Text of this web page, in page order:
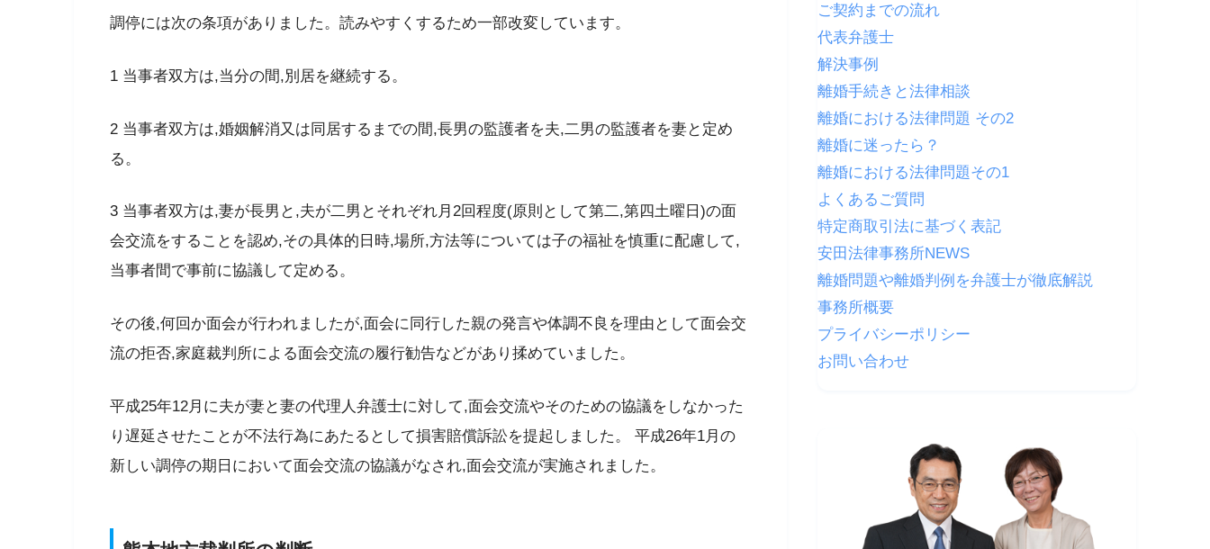
調停には次の条項がありました。読みやすくするため一部改変しています。
1 当事者双方は,当分の間,別居を継続する。
2 当事者双方は,婚姻解消又は同居するまでの間,長男の監護者を夫,二男の監護者を妻と定め
る。
3 当事者双方は,妻が長男と,夫が二男とそれぞれ月2回程度(原則として第二,第四土曜日)の面
会交流をすることを認め,その具体的日時,場所,方法等については子の福祉を慎重に配慮して,
当事者間で事前に協議して定める。
その後,何回か面会が行われましたが,面会に同行した親の発言や体調不良を理由として面会交
流の拒否,家庭裁判所による面会交流の履行勧告などがあり揉めていました。
平成25年12月に夫が妻と妻の代理人弁護士に対して,面会交流やそのための協議をしなかった
り遅延させたことが不法行為にあたるとして損害賠償訴訟を提起しました。 平成26年1月の
新しい調停の期日において面会交流の協議がなされ,面会交流が実施されました。
ご契約までの流れ
代表弁護士
解決事例
離婚手続きと法律相談
離婚における法律問題 その2
離婚に迷ったら？
離婚における法律問題その1
よくあるご質問
特定商取引法に基づく表記
安田法律事務所NEWS
離婚問題や離婚判例を弁護士が徹底解説
事務所概要
プライバシーポリシー
お問い合わせ